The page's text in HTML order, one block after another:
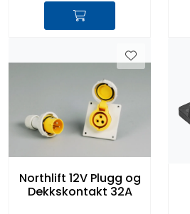
Northlift 12V Plugg og
Dekkskontakt 32A